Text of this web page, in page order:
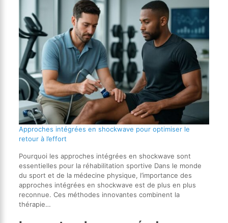
Approches intégrées en shockwave pour optimiser le
retour à l’effort
Pourquoi les approches intégrées en shockwave sont
essentielles pour la réhabilitation sportive Dans le monde
du sport et de la médecine physique, l’importance des
approches intégrées en shockwave est de plus en plus
reconnue. Ces méthodes innovantes combinent la
thérapie…